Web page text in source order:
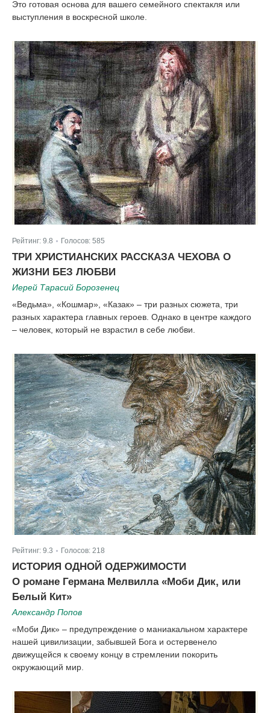
Это готовая основа для вашего семейного спектакля или
выступления в воскресной школе.
Рейтинг: 9.8 Голосов: 585
ТРИ ХРИСТИАНСКИХ РАССКАЗА ЧЕХОВА О
ЖИЗНИ БЕЗ ЛЮБВИ
Иерей Тарасий Борозенец
«Ведьма», «Кошмар», «Казак» – три разных сюжета, три
разных характера главных героев. Однако в центре каждого
– человек, который не взрастил в себе любви.
Рейтинг: 9.3 Голосов: 218
ИСТОРИЯ ОДНОЙ ОДЕРЖИМОСТИ
О романе Германа Мелвилла «Моби Дик, или
Белый Кит»
Александр Попов
«Моби Дик» – предупреждение о маниакальном характере
нашей цивилизации, забывшей Бога и остервенело
движущейся к своему концу в стремлении покорить
окружающий мир.